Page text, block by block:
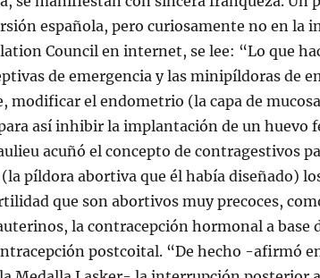
española, pero curiosamente no en la
Council en internet, se lee: “Lo que
de emergencia y las minipíldoras de
modificar el endometrio (la capa de
así inhibir la implantación de un huevo
acuñó el concepto de contragestivos
píldora abortiva que él había diseñado)
que son abortivos muy precoces,
la contracepción hormonal a base
postcoital. “De hecho -afirmó